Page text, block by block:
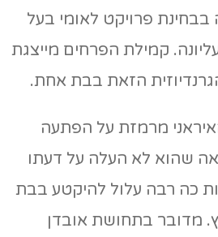
בבחינת פרויקט לאומי בעל
קמילת הפרחים מייצגת
הזאת בבת אחת.
מרמזת על הפתעה
שהוא לא העלה על דעתו
כה רבה עלול להיקטע בבת
מדובר בתחושת אובדן